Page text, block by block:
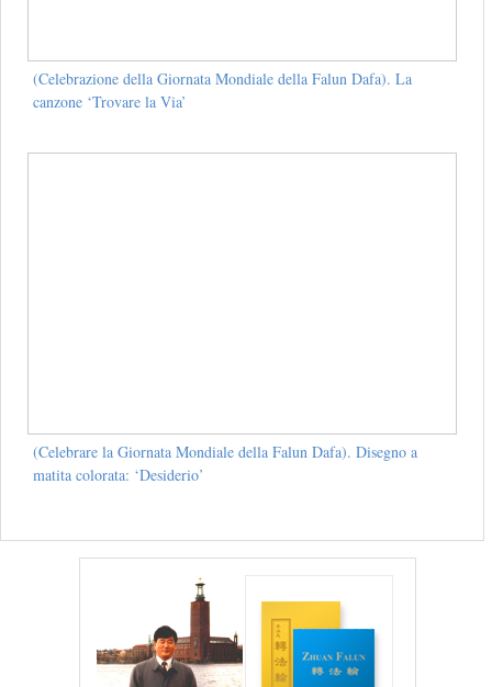
(Celebrazione della Giornata Mondiale della Falun Dafa). La
canzone ‘Trovare la Via’
(Celebrare la Giornata Mondiale della Falun Dafa). Disegno a
matita colorata: ‘Desiderio’